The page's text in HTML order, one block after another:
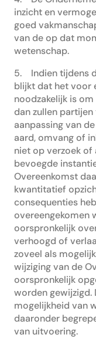
inzicht en
goed
van de op dat
wetenschap.
5. Indien tijdens
blijkt dat het voor
noodzakelijk is
dan zullen
aanpassing van
aard, omvang of
niet op verzoek of
bevoegde
Overeenkomst
kwantitatief
consequenties
overeengekomen
oorspronkelijk
verhoogd of
zoveel als
wijziging van de
oorspronkelijk
worden gewijzigd.
mogelijkheid van
daaronder
van uitvoering.